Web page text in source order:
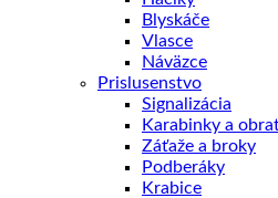
Blyskáče
Vlasce
Náväzce
Prislusenstvo
Signalizácia
Karabinky a
Záťaže a broky
Podberáky
Krabice